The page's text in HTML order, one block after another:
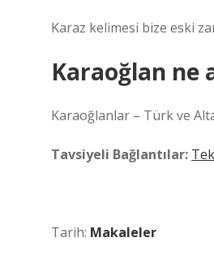
Karaz kelimesi bize eski
Karaoğlan ne
Karaoğlanlar – Türk ve
Tavsiyeli Bağlantılar:
Tarih: Makaleler